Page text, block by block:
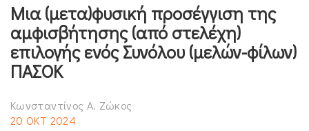
Μια (μετα)φυσική προσέγγιση της
αμφισβήτησης (από στελέχη)
επιλογής ενός Συνόλου (μελών-φίλων)
ΠΑΣΟΚ
Κωνσταντίνος Α. Ζώκος
20 ΟΚΤ 2024